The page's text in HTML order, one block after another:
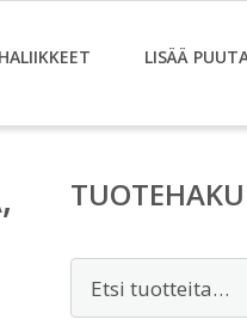
LISÄÄ
TUOTEHAKU